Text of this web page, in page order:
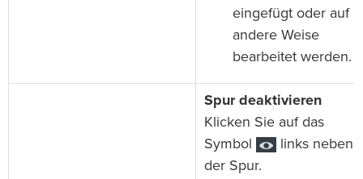
eingefügt oder auf
andere Weise
bearbeitet werden.
Spur deaktivieren
Klicken Sie auf das
Symbol
links neben
der Spur.